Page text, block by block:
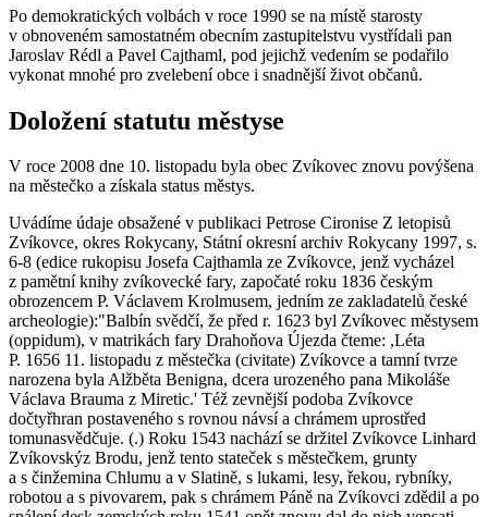
Po demokratických volbách v roce 1990 se na místě starosty
v obnoveném samostatném obecním zastupitelstvu vystřídali pan
Jaroslav Rédl a Pavel Cajthaml, pod jejichž vedením se podařilo
vykonat mnohé pro zvelebení obce i snadnější život občanů.
Doložení statutu městyse
V roce 2008 dne 10. listopadu byla obec Zvíkovec znovu povýšena
na městečko a získala status městys.
Uvádíme údaje obsažené v publikaci Petrose Cironise Z letopisů
Zvíkovce, okres Rokycany, Státní okresní archiv Rokycany 1997, s.
6-8 (edice rukopisu Josefa Cajthamla ze Zvíkovce, jenž vycházel
z pamětní knihy zvíkovecké fary, započaté roku 1836 českým
obrozencem P. Václavem Krolmusem, jedním ze zakladatelů české
archeologie):"Balbín svědčí, že před r. 1623 byl Zvíkovec městysem
(oppidum), v matrikách fary Drahoňova Újezda čteme: ,Léta
P. 1656 11. listopadu z městečka (civitate) Zvíkovce a tamní tvrze
narozena byla Alžběta Benigna, dcera urozeného pana Mikoláše
Václava Brauma z Miretic.' Též zevnější podoba Zvíkovce
dočtyřhran postaveného s rovnou návsí a chrámem uprostřed
tomunasvědčuje. (.) Roku 1543 nachází se držitel Zvíkovce Linhard
Zvíkovskýz Brodu, jenž tento stateček s městečkem, grunty
a s činžemina Chlumu a v Slatině, s lukami, lesy, řekou, rybníky,
robotou a s pivovarem, pak s chrámem Páně na Zvíkovci zdědil a po